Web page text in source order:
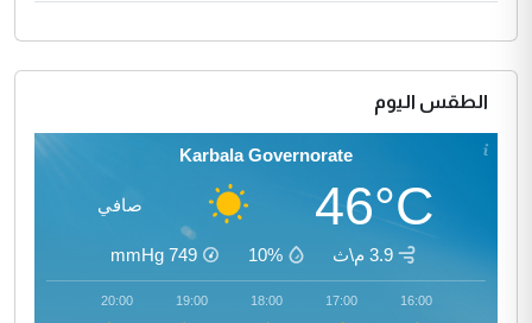
الطقس اليوم
Karbala Governorate
46°C صافي
3.9 م\ث 10%
749
mmHg
16:00
17:00
18:00
19:00
20:00